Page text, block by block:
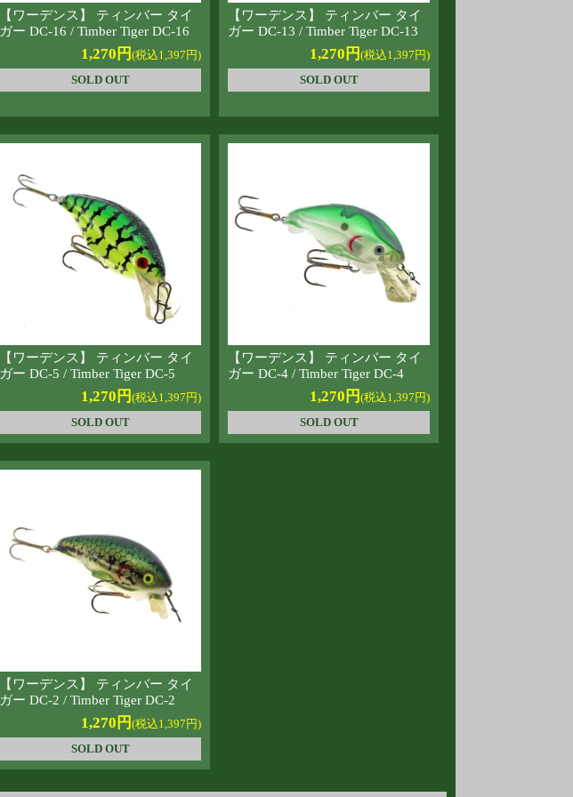
【ワーデンス】 ティンバー タイ
ガー DC-16 / Timber Tiger DC-16
1,270円 (税込1,397円)
SOLD OUT
【ワーデンス】 ティンバー タイ
ガー DC-13 / Timber Tiger DC-13
1,270円 (税込1,397円)
SOLD OUT
【ワーデンス】 ティンバー タイ
ガー DC-5 / Timber Tiger DC-5
1,270円 (税込1,397円)
SOLD OUT
【ワーデンス】 ティンバー タイ
ガー DC-4 / Timber Tiger DC-4
1,270円 (税込1,397円)
SOLD OUT
【ワーデンス】 ティンバー タイ
ガー DC-2 / Timber Tiger DC-2
1,270円 (税込1,397円)
SOLD OUT